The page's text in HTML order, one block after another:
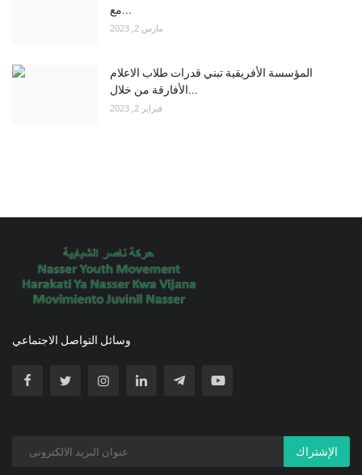
مع...
مارس 2, 2023
المؤسسة الأفريقية تبني قدرات طلاب الاعلام
الأفارقة من خلال...
فبراير 2, 2023
وسائل التواصل الاجتماعي
الإشتراك